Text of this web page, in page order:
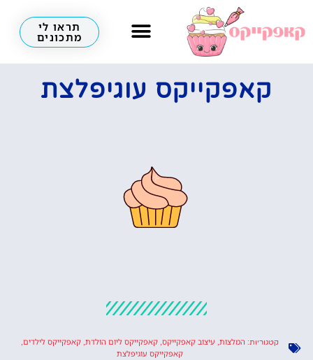
תראו לי
מתכונים
קאפקייקס עוגיפלצת
קטגוריות: המלצות, עיצוב קאפקייקס, קאפקייקס ליום הולדת, קאפקייקס לילדים,
קאפקייקס עוגיפלצת